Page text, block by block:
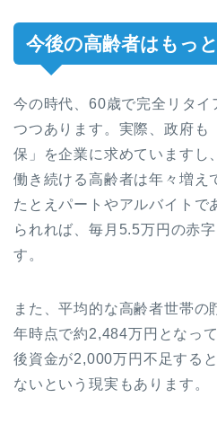
今後の高齢者はもっ
今の時代、60歳で完全リタイ
つつあります。実際、政府も
保」を企業に求めていますし
働き続ける高齢者は年々増え
たとえパートやアルバイトで
られれば、毎月5.5万円の赤
す。
また、平均的な高齢者世帯の
年時点で約2,484万円となっ
後資金が2,000万円不足する
ないという現実もあります。